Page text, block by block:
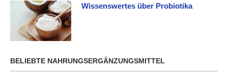
Wissenswertes über Probiotika
BELIEBTE NAHRUNGSERGÄNZUNGSMITTEL